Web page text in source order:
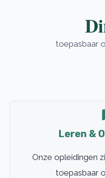
toepasbaar
Leren &
Onze opleidingen
toepasbaar